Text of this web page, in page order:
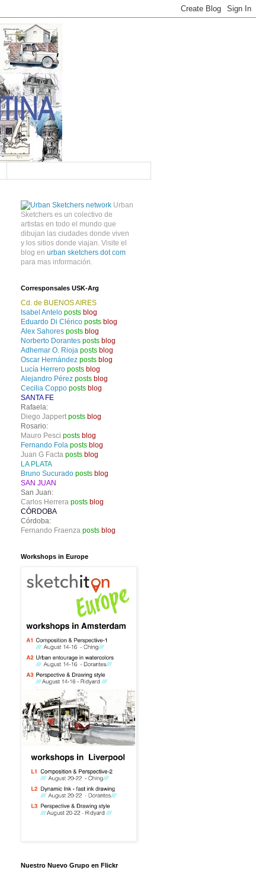
Urban
Sketchers es un colectivo de
artistas en todo el mundo que
dibujan las ciudades donde viven
y los sitios donde viajan. Visite el
blog en urban sketchers dot com
para mas información.
Corresponsales USK-Arg
Cd. de BUENOS AIRES
Isabel Antelo posts blog
Eduardo Di Clérico posts blog
Alex Sahores posts blog
Norberto Dorantes posts blog
Adhemar O. Rioja posts blog
Oscar Hernández posts blog
Lucía Herrero posts blog
Alejandro Pérez posts blog
Cecilia Coppo posts blog
SANTA FE
Rafaela:
Diego Jappert posts blog
Rosario:
Mauro Pesci posts blog
Fernando Fola posts blog
Juan G Facta posts blog
LA PLATA
Bruno Sucurado posts blog
SAN JUAN
San Juan:
Carlos Herrera posts blog
CÓRDOBA
Córdoba:
Fernando Fraenza posts blog
Workshops in Europe
Nuestro Nuevo Grupo en Flickr